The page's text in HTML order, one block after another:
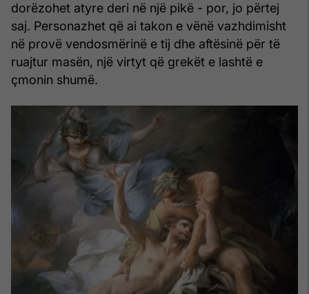
dorëzohet atyre deri në një pikë - por, jo përtej
saj. Personazhet që ai takon e vënë vazhdimisht
në provë vendosmërinë e tij dhe aftësinë për të
ruajtur masën, një virtyt që grekët e lashtë e
çmonin shumë.